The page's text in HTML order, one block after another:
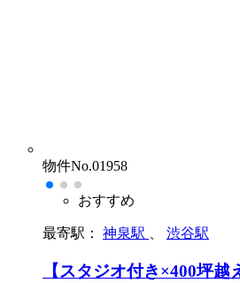
物件No.01958
おすすめ
最寄駅： 神泉駅 渋谷駅
【スタジオ付き×400坪